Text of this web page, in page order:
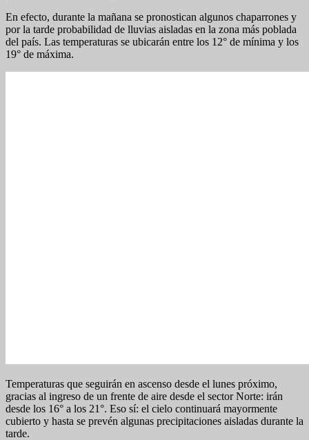
En efecto, durante la mañana se pronostican algunos chaparrones y
por la tarde probabilidad de lluvias aisladas en la zona más poblada
del país. Las temperaturas se ubicarán entre los 12° de mínima y los
19° de máxima.
Temperaturas que seguirán en ascenso desde el lunes próximo,
gracias al ingreso de un frente de aire desde el sector Norte: irán
desde los 16° a los 21°. Eso sí: el cielo continuará mayormente
cubierto y hasta se prevén algunas precipitaciones aisladas durante la
tarde.